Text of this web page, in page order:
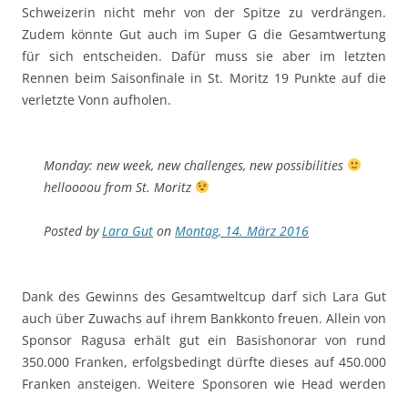
Schweizerin nicht mehr von der Spitze zu verdrängen.
Zudem könnte Gut auch im Super G die Gesamtwertung
für sich entscheiden. Dafür muss sie aber im letzten
Rennen beim Saisonfinale in St. Moritz 19 Punkte auf die
verletzte Vonn aufholen.
Monday: new week, new challenges, new possibilities
helloooou from St. Moritz
Posted byLara Gut on Montag, 14. März 2016
Dank des Gewinns des Gesamtweltcup darf sich Lara Gut
auch über Zuwachs auf ihrem Bankkonto freuen. Allein von
Sponsor Ragusa erhält gut ein Basishonorar von rund
350.000 Franken, erfolgsbedingt dürfte dieses auf 450.000
Franken ansteigen. Weitere Sponsoren wie Head werden